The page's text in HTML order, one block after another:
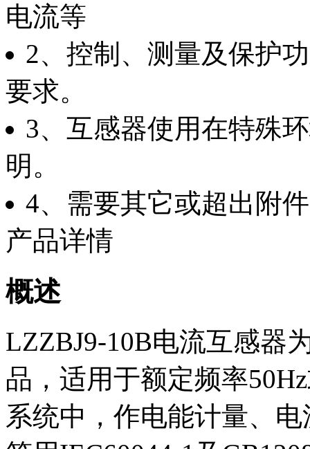
电流等
2、控制、测量及保护
要求。
3、互感器使用在特殊
明。
4、需要其它或超出附
产品详情
概述
LZZBJ9-10B电流互感器
品，适用于额定频率
系统中，作电能计量、